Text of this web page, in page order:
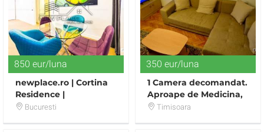
850 eur/luna
newplace.ro | Cortina
Residence |
Apartament deosebit |
Bucuresti
350 eur/luna
1 Camera decomandat.
Aproape de Medicina,
lift.Timisoara